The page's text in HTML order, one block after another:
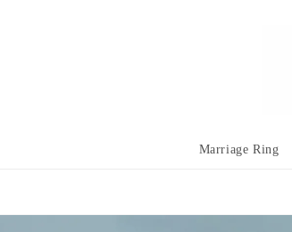
Marriage Ring